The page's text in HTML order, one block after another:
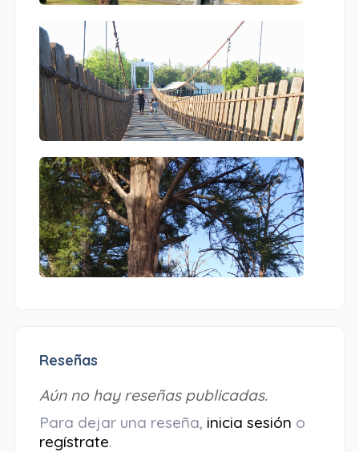
Reseñas
Aún no hay reseñas publicadas.
Para dejar una reseña, inicia sesión o
regístrate.